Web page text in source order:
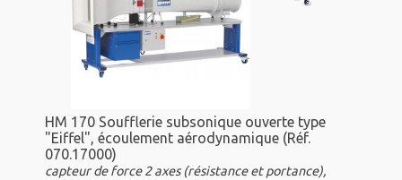
HM 170 Soufflerie subsonique ouverte type
"Eiffel", écoulement aérodynamique (Réf.
070.17000)
capteur de force 2 axes (résistance et portance),